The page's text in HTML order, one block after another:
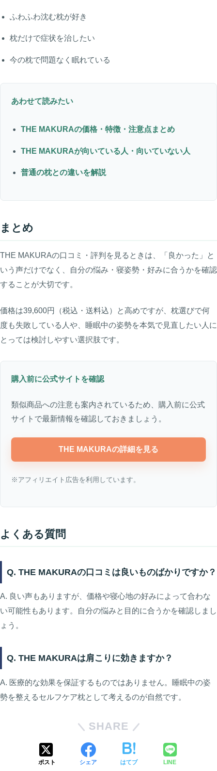
ふわふわ沈む枕が好き
枕だけで症状を治したい
今の枕で問題なく眠れている
あわせて読みたい
THE MAKURAの価格・特徴・注意点まとめ
THE MAKURAが向いている人・向いていない人
普通の枕との違いを解説
まとめ
THE MAKURAの口コミ・評判を見るときは、「良かった」と
いう声だけでなく、自分の悩み・寝姿勢・好みに合うかを確認
することが大切です。
価格は39,600円（税込・送料込）と高めですが、枕選びで何
度も失敗している人や、睡眠中の姿勢を本気で見直したい人に
とっては検討しやすい選択肢です。
購入前に公式サイトを確認
類似商品への注意も案内されているため、購入前に公式
サイトで最新情報を確認しておきましょう。
THE MAKURAの詳細を見る
※アフィリエイト広告を利用しています。
よくある質問
Q. THE MAKURAの口コミは良いものばかりですか？
A. 良い声もありますが、価格や寝心地の好みによって合わな
い可能性もあります。自分の悩みと目的に合うかを確認しまし
ょう。
Q. THE MAKURAは肩こりに効きますか？
A. 医療的な効果を保証するものではありません。睡眠中の姿
勢を整えるセルフケア枕として考えるのが自然です。
SHARE
ポスト シェア はてブ LINE